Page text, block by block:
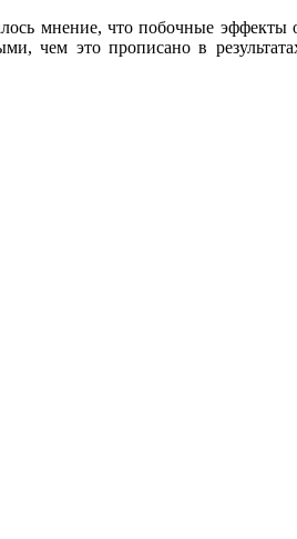
мнение, что побочные эффекты
чем это прописано в